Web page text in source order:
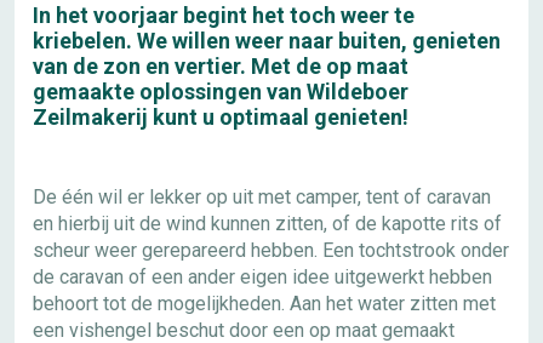
In het voorjaar begint het toch weer te
kriebelen. We willen weer naar buiten, genieten
van de zon en vertier. Met de op maat
gemaakte oplossingen van Wildeboer
Zeilmakerij kunt u optimaal genieten!
De één wil er lekker op uit met camper, tent of caravan
en hierbij uit de wind kunnen zitten, of de kapotte rits of
scheur weer gerepareerd hebben. Een tochtstrook onder
de caravan of een ander eigen idee uitgewerkt hebben
behoort tot de mogelijkheden. Aan het water zitten met
een vishengel beschut door een op maat gemaakt